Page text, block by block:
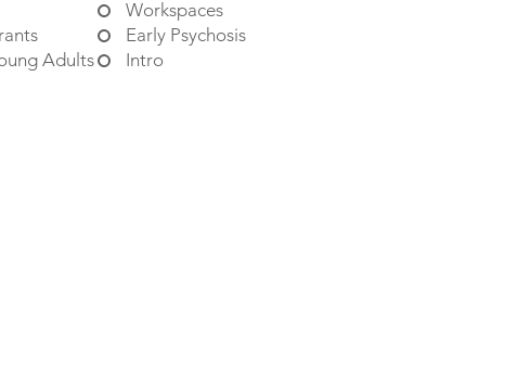
Adults
Workspaces
Early Psychosis
Intro